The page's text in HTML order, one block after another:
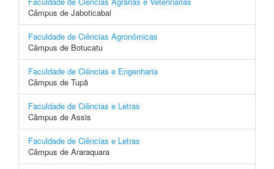
Câmpus de Jaboticabal
Faculdade de Ciências Agronômicas
Câmpus de Botucatu
Faculdade de Ciências e Engenharia
Câmpus de Tupã
Faculdade de Ciências e Letras
Câmpus de Assis
Faculdade de Ciências e Letras
Câmpus de Araraquara